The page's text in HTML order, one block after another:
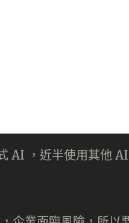
AI ，近半使用其他